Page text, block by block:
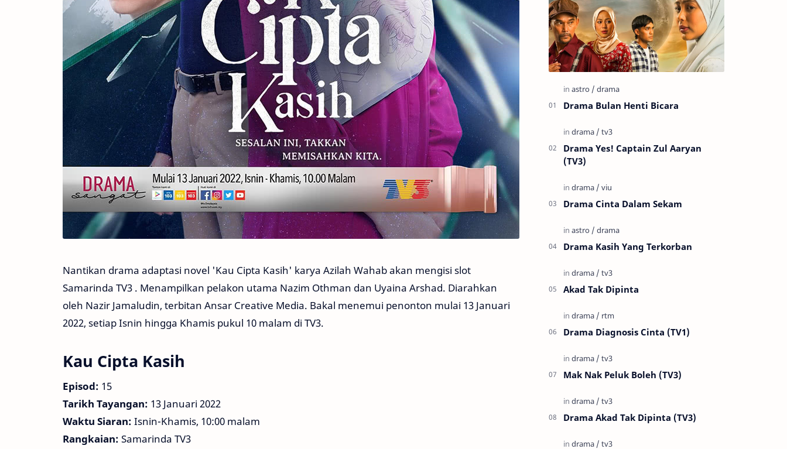
Nantikan drama adaptasi novel 'Kau Cipta Kasih' karya Azilah Wahab akan mengisi slot
Samarinda TV3 . Menampilkan pelakon utama Nazim Othman dan Uyaina Arshad. Diarahkan
oleh Nazir Jamaludin, terbitan Ansar Creative Media. Bakal menemui penonton mulai 13 Januari
2022, setiap Isnin hingga Khamis pukul 10 malam di TV3.
Kau Cipta Kasih
Episod: 15
Tarikh Tayangan: 13 Januari 2022
Waktu Siaran: Isnin-Khamis, 10:00 malam
Rangkaian: Samarinda TV3
Drama Bulan Henti Bicara
Drama Yes! Captain Zul Aaryan
(TV3)
Drama Cinta Dalam Sekam
Drama Kasih Yang Terkorban
Akad Tak Dipinta
Drama Diagnosis Cinta (TV1)
Mak Nak Peluk Boleh (TV3)
Drama Akad Tak Dipinta (TV3)